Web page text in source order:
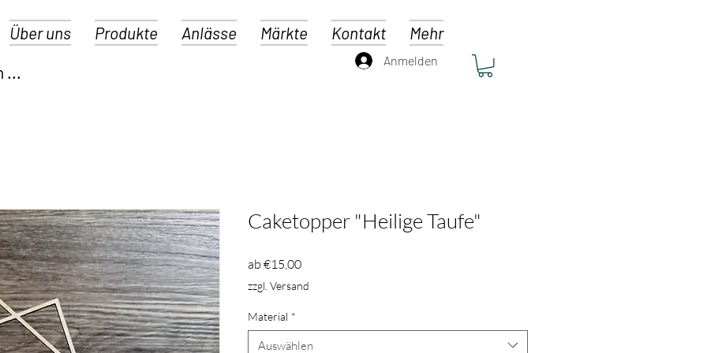
Über uns Produkte Anlässe Märkte Kontakt Mehr
Anmelden
Caketopper "Heilige Taufe"
ab €15,00Sale-
Preis
zzgl. Versand
Material *
Auswählen